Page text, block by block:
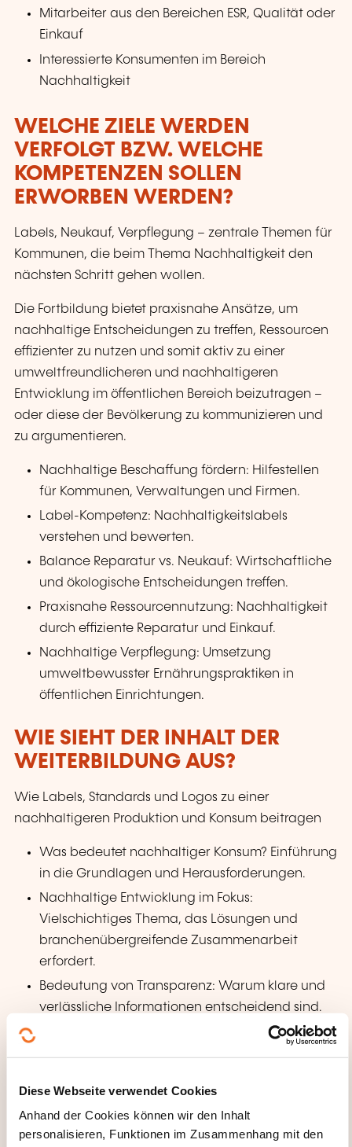
Diese Webseite verwendet Cookies
Anhand der Cookies können wir den Inhalt
personalisieren, Funktionen im Zusammenhang mit den
Mitarbeiter aus den Bereichen ESR, Qualität oder
Einkauf
Interessierte Konsumenten im Bereich
Nachhaltigkeit
WELCHE ZIELE WERDEN
VERFOLGT BZW. WELCHE
KOMPETENZEN SOLLEN
ERWORBEN WERDEN?
Labels, Neukauf, Verpflegung – zentrale Themen für
Kommunen, die beim Thema Nachhaltigkeit den
nächsten Schritt gehen wollen.
Die Fortbildung bietet praxisnahe Ansätze, um
nachhaltige Entscheidungen zu treffen, Ressourcen
effizienter zu nutzen und somit aktiv zu einer
umweltfreundlicheren und nachhaltigeren
Entwicklung im öffentlichen Bereich beizutragen –
oder diese der Bevölkerung zu kommunizieren und
zu argumentieren.
Nachhaltige Beschaffung fördern: Hilfestellen
für Kommunen, Verwaltungen und Firmen.
Label-Kompetenz: Nachhaltigkeitslabels
verstehen und bewerten.
Balance Reparatur vs. Neukauf: Wirtschaftliche
und ökologische Entscheidungen treffen.
Praxisnahe Ressourcennutzung: Nachhaltigkeit
durch effiziente Reparatur und Einkauf.
Nachhaltige Verpflegung: Umsetzung
umweltbewusster Ernährungspraktiken in
öffentlichen Einrichtungen.
WIE SIEHT DER INHALT DER
WEITERBILDUNG AUS?
Wie Labels, Standards und Logos zu einer
nachhaltigeren Produktion und Konsum beitragen
Was bedeutet nachhaltiger Konsum? Einführung
in die Grundlagen und Herausforderungen.
Nachhaltige Entwicklung im Fokus:
Vielschichtiges Thema, das Lösungen und
branchenübergreifende Zusammenarbeit
erfordert.
Bedeutung von Transparenz: Warum klare und
verlässliche Informationen entscheidend sind.
Vielfalt von Labels und Logos: Überblick über
Kritische Bewertung: Wie erkennt man, ob
Labels wirklich das halten, was sie versprechen?